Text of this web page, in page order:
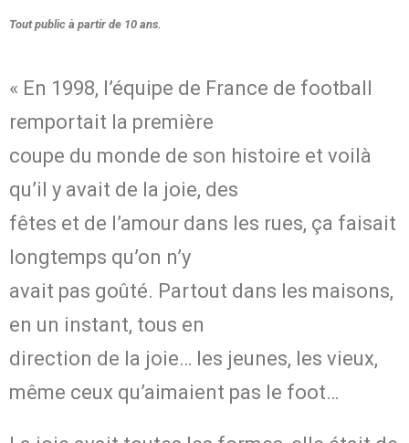
Tout public à partir de 10 ans.
« En 1998, l’équipe de France de football
remportait la première
coupe du monde de son histoire et voilà
qu’il y avait de la joie, des
fêtes et de l’amour dans les rues, ça faisait
longtemps qu’on n’y
avait pas goûté. Partout dans les maisons,
en un instant, tous en
direction de la joie… les jeunes, les vieux,
même ceux qu’aimaient pas le foot…